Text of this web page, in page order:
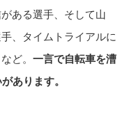
ある選手、そして山
、タイムトライアルに
ど。 一言で自転車を漕
あります。